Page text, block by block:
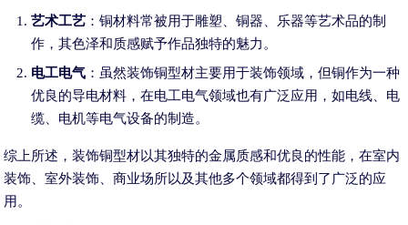
艺术工艺 ：铜材料常被用于雕塑、铜器、乐器等艺术品的制
作，其色泽和质感赋予作品独特的魅力。
电工电气 ：虽然装饰铜型材主要用于装饰领域，但铜作为一种
优良的导电材料，在电工电气领域也有广泛应用，如电线、电
缆、电机等电气设备的制造。
综上所述，装饰铜型材以其独特的金属质感和优良的性能，在室内
装饰、室外装饰、商业场所以及其他多个领域都得到了广泛的应
用。